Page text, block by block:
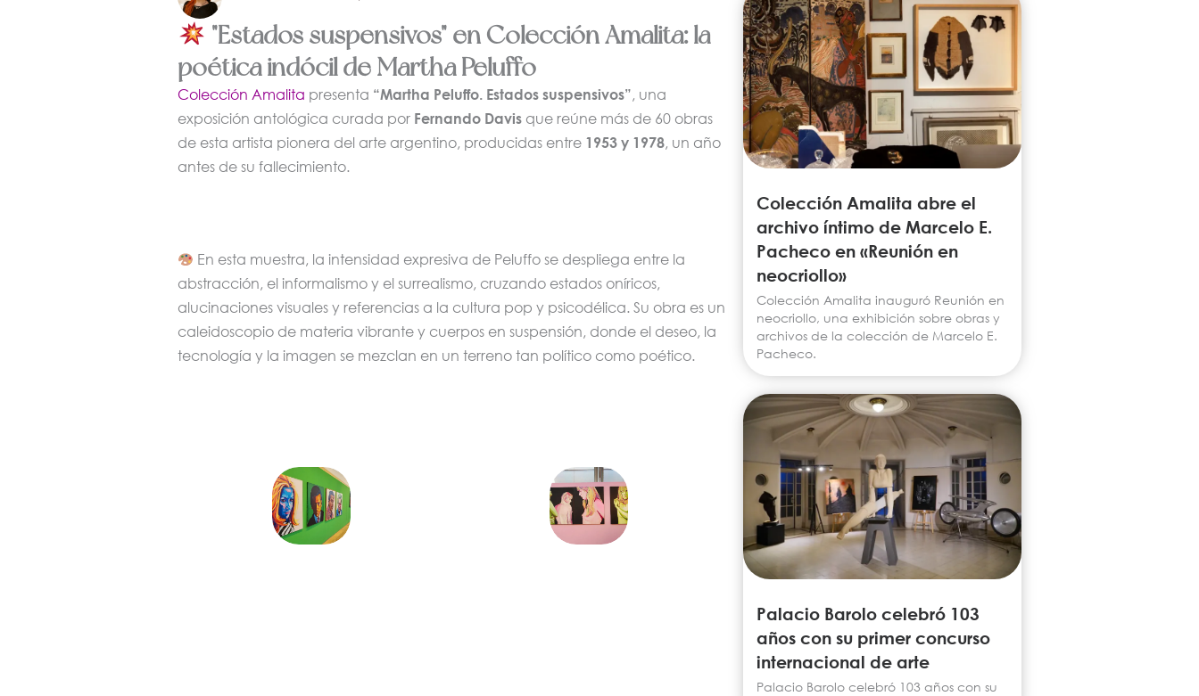
"Estados suspensivos" en Colección Amalita: la
poética indócil de Martha Peluffo
Colección Amalita presenta “Martha Peluffo. Estados suspensivos”, una
exposición antológica curada por Fernando Davisque reúne más de 60 obras
de esta artista pionera del arte argentino, producidas entre 1953 y 1978, un año
antes de su fallecimiento.
En esta muestra, la intensidad expresiva de Peluffo se despliega entre la
abstracción, el informalismo y el surrealismo, cruzando estados oníricos,
alucinaciones visuales y referencias a la cultura pop y psicodélica. Su obra es un
caleidoscopio de materia vibrante y cuerpos en suspensión, donde el deseo, la
tecnología y la imagen se mezclan en un terreno tan político como poético.
Colección Amalita abre el
archivo íntimo de Marcelo E.
Pacheco en «Reunión en
neocriollo»
Colección Amalita inauguró Reunión en
neocriollo, una exhibición sobre obras y
archivos de la colección de Marcelo E.
Pacheco.
Palacio Barolo celebró 103
años con su primer concurso
internacional de arte
Palacio Barolo celebró 103 años con su